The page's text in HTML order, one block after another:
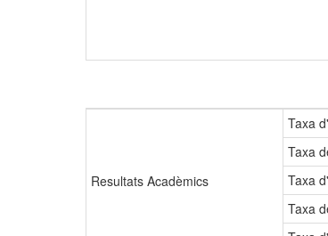
Resultats Acadèmics
Taxa
Taxa
Taxa
Taxa